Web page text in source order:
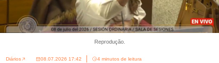
Reprodução.
Diários 08.07.2026 17:42 4 minutos de leitura